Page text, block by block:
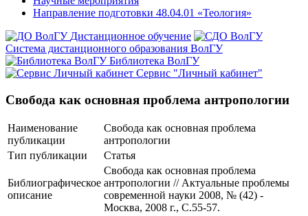
Направление подготовки 48.04.01 «Теология»
Дистанционное обучение
Система дистанционного образования ВолГУ
Библиотека ВолГУ
Сервис "Личный кабинет"
Свобода как основная проблема антропологии
Наименование
публикации
Свобода как основная проблема
антропологии
Тип публикации
Статья
Библиографическое
описание
Свобода как основная проблема
антропологии // Актуальные проблемы
современной науки 2008, № (42) -
Москва, 2008 г., С.55-57.